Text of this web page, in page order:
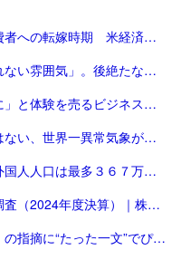
「コラム：トランプ関税、近づく消費者への転嫁時期 米経済にどう影響 | ロイター」
「「もはや、生徒にレンズを向けられない雰囲気」。後絶たない教員による盗撮、現場に波紋――運動会や修学旅行控え、先生が萎縮するワケ | 鹿児島のニュース | 南日本新聞デジタル」
「「体験格差」「総合型選抜で有利に」と体験を売るビジネスは”不安商法なのでは”という指摘の増加 #エキスパートトピ（杉浦由美子） - エキスパート - Yahoo!ニュース」
「もはや「殺人的猛暑」…他人事ではない、世界一異常気象が発生する国とは？ | ニュースな本 | ダイヤモンド・オンライン」
「日本人、過去最大の９０万人減 外国人人口は最多３６７万人―総務省：時事ドットコム」
「上場企業の「平均年間給与」動向調査（2024年度決算）｜株式会社 帝国データバンク[TDB]」
「堀江貴文氏、「不景気だろうが！」の指摘に“たった一文”でぴしゃり回答 反響続々 - 芸能 : 日刊スポーツ」